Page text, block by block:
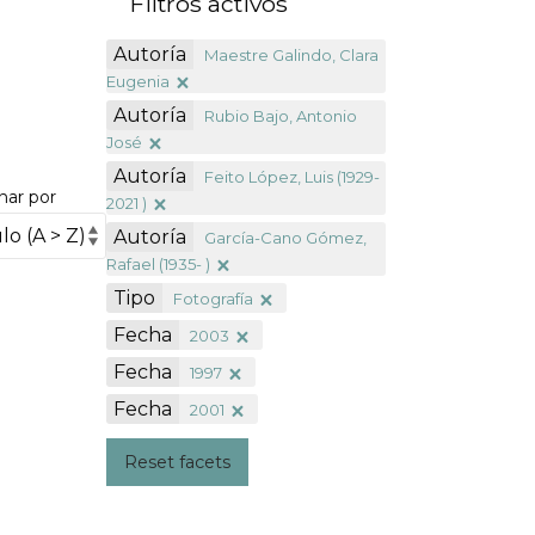
por
Autoría
Maestre Galindo, Clara
Eugenia
Autoría
Rubio Bajo, Antonio
José
Autoría
Feito López, Luis (1929-
2021 )
Autoría
García-Cano Gómez,
Rafael (1935- )
Tipo Fotografía
Fecha 2003
Fecha 1997
Fecha 2001
Reset facets